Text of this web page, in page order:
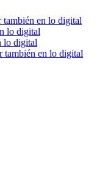
en lo digital
lo digital
lo digital
también en lo digital